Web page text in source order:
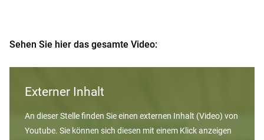
Sehen Sie hier das gesamte Video:
Externer Inhalt
An dieser Stelle finden Sie einen externen Inhalt (Video) von
Youtube. Sie können sich diesen mit einem Klick anzeigen